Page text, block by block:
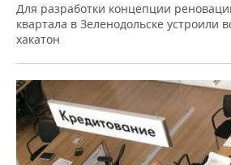
Для разработки концепции
квартала в Зеленодольске устроили
хакатон